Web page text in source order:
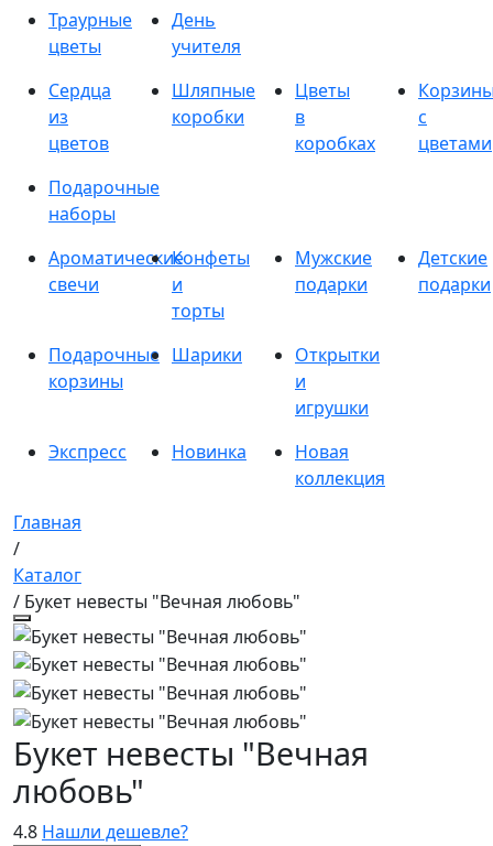
Траурные
цветы
День
учителя
Сердца
из
цветов
Шляпные
коробки
Цветы
в
коробках
с
цветами
Подарочные
наборы
Ароматические
свечи
Конфеты
и
торты
Мужские
подарки
Детские
подарки
Подарочные
корзины
Шарики
Открытки
и
игрушки
Экспресс
Новинка
Новая
коллекция
Главная
/
Каталог
/ Букет невесты "Вечная любовь"
4.8 Нашли дешевле?
Букет невесты "Вечная
любовь"